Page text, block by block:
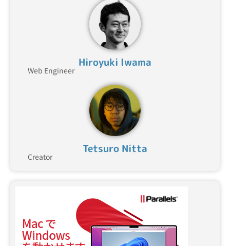
Hiroyuki Iwama
Web Engineer
Tetsuro Nitta
Creator